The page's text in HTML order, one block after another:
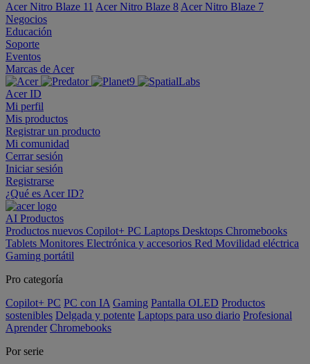
Acer Nitro Blaze 11 Acer Nitro Blaze 8 Acer Nitro Blaze 7
Negocios
Educación
Soporte
Eventos
Marcas de Acer
Acer ID
Mi perfil
Mis productos
Registrar un producto
Mi comunidad
Cerrar sesión
Iniciar sesión
Registrarse
¿Qué es Acer ID?
AI Productos
Productos nuevos Copilot+ PC Laptops Desktops Chromebooks
Tablets Monitores Electrónica y accesorios Red Movilidad eléctrica
Gaming portátil
Pro categoría
Copilot+ PC PC con IA Gaming Pantalla OLED Productos
sostenibles Delgada y potente Laptops para uso diario Profesional
Aprender Chromebooks
Por serie